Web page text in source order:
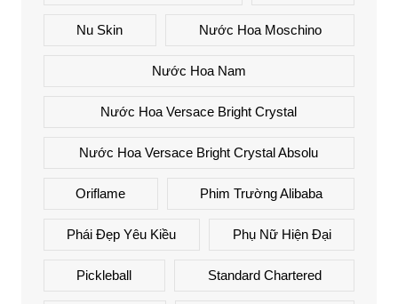
Nu Skin Nước Hoa Moschino
Nước Hoa Nam
Nước Hoa Versace Bright Crystal
Nước Hoa Versace Bright Crystal Absolu
Oriflame Phim Trường Alibaba
Phái Đẹp Yêu Kiều Phụ Nữ Hiện Đại
Pickleball Standard Chartered